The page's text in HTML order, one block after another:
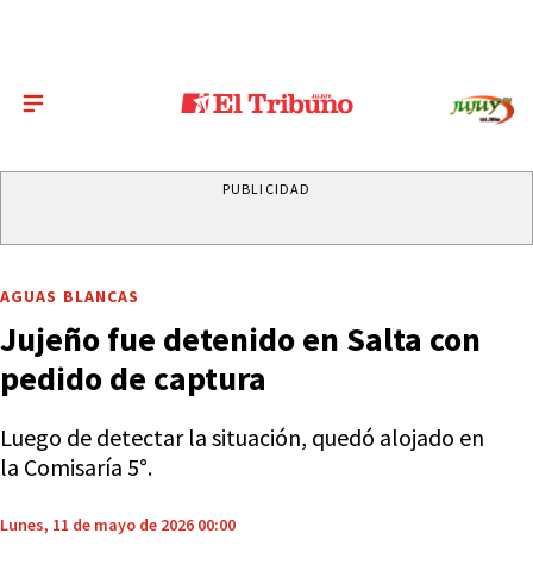
PUBLICIDAD
AGUAS BLANCAS
Jujeño fue detenido en Salta con
pedido de captura
Luego de detectar la situación, quedó alojado en
la Comisaría 5°.
Lunes, 11 de mayo de 2026 00:00